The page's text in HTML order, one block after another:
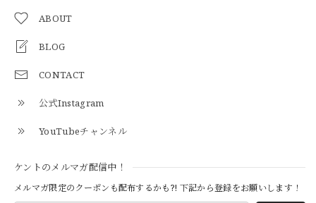
ABOUT
BLOG
CONTACT
公式Instagram
YouTubeチャンネル
ケントのメルマガ配信中！
メルマガ限定のクーポンも配布するかも?! 下記から登録をお願いします！
2026/04/21
NAVY
2026/04/21